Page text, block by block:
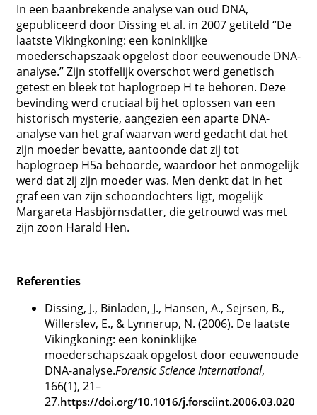
In een baanbrekende analyse van oud DNA,
gepubliceerd door Dissing et al. in 2007 getiteld “De
laatste Vikingkoning: een koninklijke
moederschapszaak opgelost door eeuwenoude DNA-
analyse.” Zijn stoffelijk overschot werd genetisch
getest en bleek tot haplogroep H te behoren. Deze
bevinding werd cruciaal bij het oplossen van een
historisch mysterie, aangezien een aparte DNA-
analyse van het graf waarvan werd gedacht dat het
zijn moeder bevatte, aantoonde dat zij tot
haplogroep H5a behoorde, waardoor het onmogelijk
werd dat zij zijn moeder was. Men denkt dat in het
graf een van zijn schoondochters ligt, mogelijk
Margareta Hasbjörnsdatter, die getrouwd was met
zijn zoon Harald Hen.
Referenties
Dissing, J., Binladen, J., Hansen, A., Sejrsen, B.,
Willerslev, E., & Lynnerup, N. (2006). De laatste
Vikingkoning: een koninklijke
moederschapszaak opgelost door eeuwenoude
DNA-analyse.Forensic Science International,
166(1), 21–
27.https://doi.org/10.1016/j.forsciint.2006.03.020